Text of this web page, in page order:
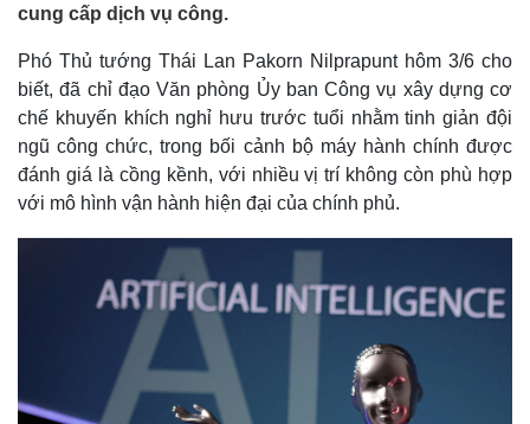
cung cấp dịch vụ công.
Phó Thủ tướng Thái Lan Pakorn Nilprapunt hôm 3/6 cho
biết, đã chỉ đạo Văn phòng Ủy ban Công vụ xây dựng cơ
chế khuyến khích nghỉ hưu trước tuổi nhằm tinh giản đội
ngũ công chức, trong bối cảnh bộ máy hành chính được
đánh giá là cồng kềnh, với nhiều vị trí không còn phù hợp
với mô hình vận hành hiện đại của chính phủ.